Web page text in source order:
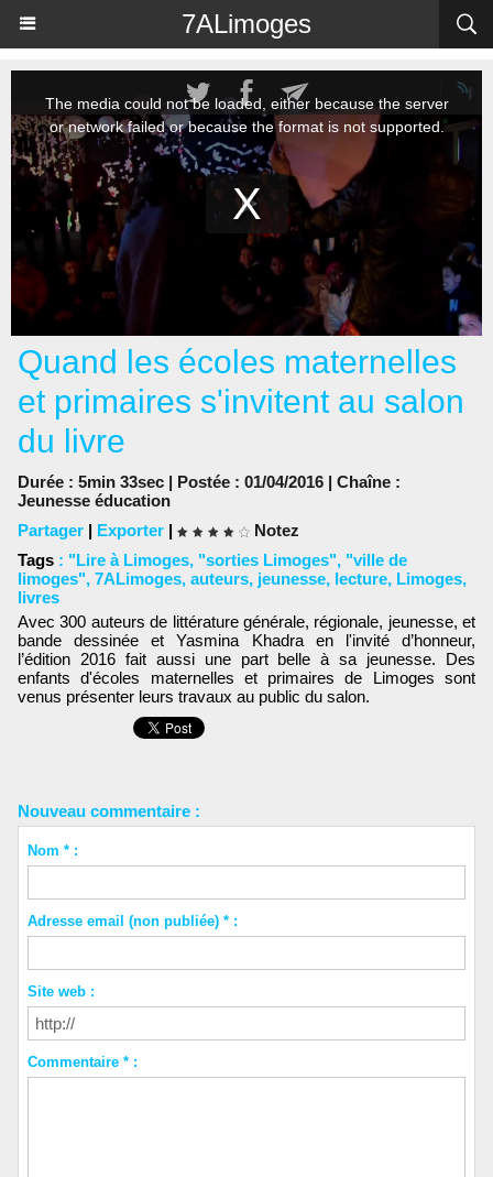
7ALimoges
Quand les écoles maternelles
et primaires s'invitent au salon
du livre
Durée : 5min 33sec | Postée : 01/04/2016 | Chaîne :
Jeunesse éducation
Partager | Exporter |
Notez
Tags : "Lire à Limoges, "sorties Limoges", "ville de
limoges", 7ALimoges, auteurs, jeunesse, lecture, Limoges,
livres
Avec 300 auteurs de littérature générale, régionale, jeunesse, et
bande dessinée et Yasmina Khadra en l'invité d’honneur,
l’édition 2016 fait aussi une part belle à sa jeunesse. Des
enfants d'écoles maternelles et primaires de Limoges sont
venus présenter leurs travaux au public du salon.
Nouveau commentaire :
Nom * :
Adresse email (non publiée) * :
Site web :
Commentaire * :